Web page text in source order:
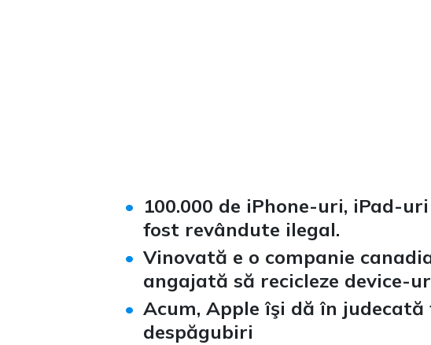
100.000 de iPhone-uri, iPad-
fost revândute ilegal.
Vinovată e o companie
angajată să recicleze device-
Acum, Apple îşi dă în
despăgubiri